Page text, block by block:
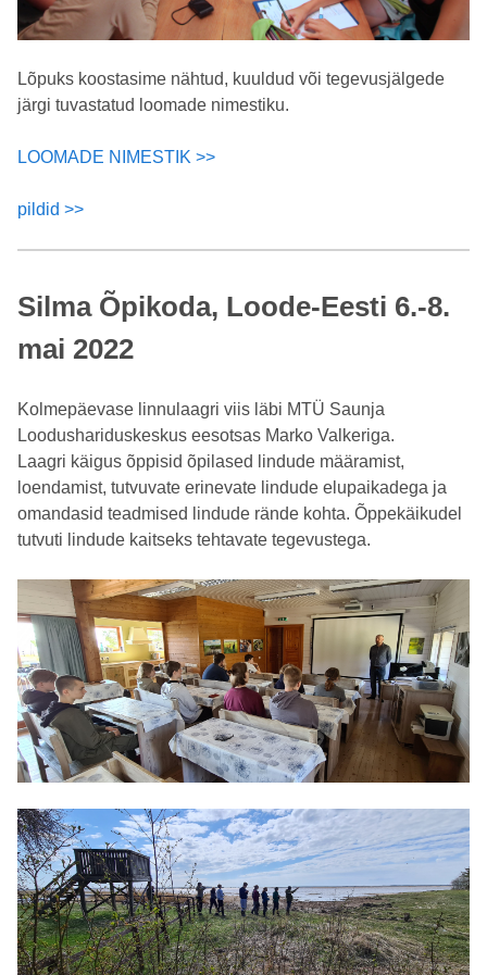
Lõpuks koostasime nähtud, kuuldud või tegevusjälgede
järgi tuvastatud loomade nimestiku.
LOOMADE NIMESTIK >>
pildid >>
Silma Õpikoda, Loode-Eesti 6.-8.
mai 2022
Kolmepäevase linnulaagri viis läbi MTÜ Saunja
Loodushariduskeskus eesotsas Marko Valkeriga.
Laagri käigus õppisid õpilased lindude määramist,
loendamist, tutvuvate erinevate lindude elupaikadega ja
omandasid teadmised lindude rände kohta. Õppekäikudel
tutvuti lindude kaitseks tehtavate tegevustega.